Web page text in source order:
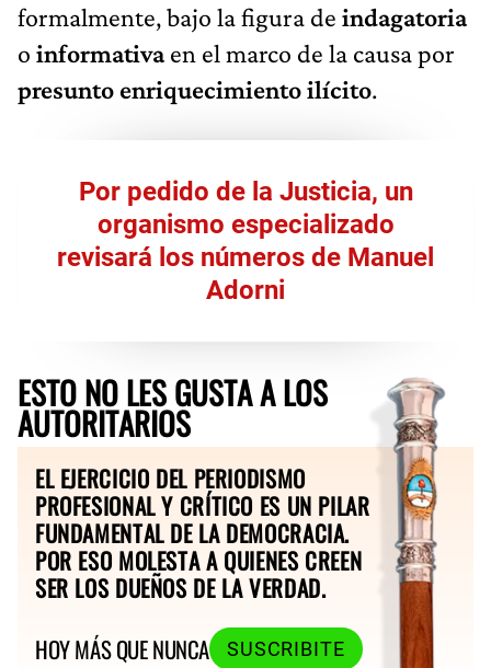
formalmente, bajo la figura de indagatoria
o informativaen el marco de la causa por
presunto enriquecimiento ilícito.
Por pedido de la Justicia, un
organismo especializado
revisará los números de Manuel
Adorni
ESTO NO LES GUSTA A LOS
AUTORITARIOS
EL EJERCICIO DEL PERIODISMO
PROFESIONAL Y CRÍTICO ES UN PILAR
FUNDAMENTAL DE LA DEMOCRACIA.
POR ESO MOLESTA A QUIENES CREEN
SER LOS DUEÑOS DE LA VERDAD.
HOY MÁS QUE NUNCA
SUSCRIBITE